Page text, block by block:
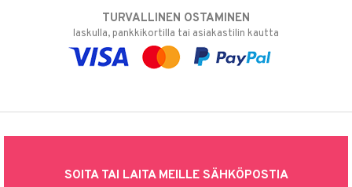
TURVALLINEN OSTAMINEN
laskulla, pankkikortilla tai asiakastilin kautta
SOITA TAI LAITA MEILLE SÄHKÖPOSTIA